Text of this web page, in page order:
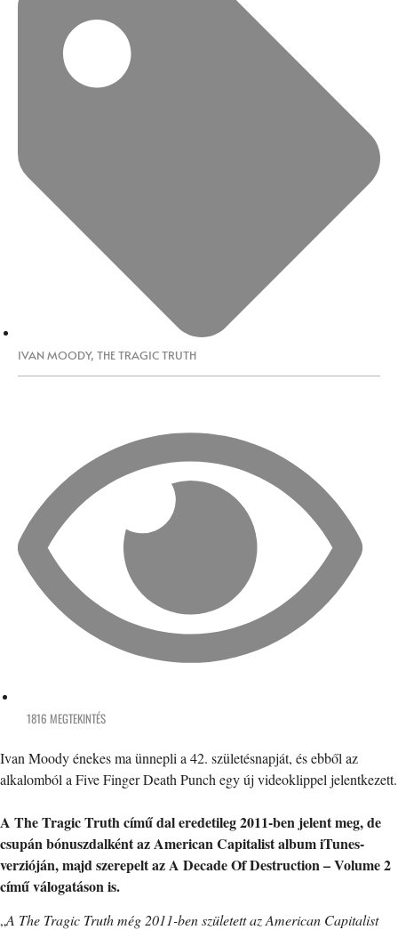
IVAN MOODY, THE TRAGIC TRUTH
1816 MEGTEKINTÉS
Ivan Moody énekes ma ünnepli a 42. születésnapját, és ebből az
alkalomból a Five Finger Death Punch egy új videoklippel jelentkezett.
A The Tragic Truth című dal eredetileg 2011-ben jelent meg, de
csupán bónuszdalként az American Capitalist album iTunes-
verzióján, majd szerepelt az A Decade Of Destruction – Volume 2
című válogatáson is.
„A The Tragic Truth még 2011-ben született az American Capitalist